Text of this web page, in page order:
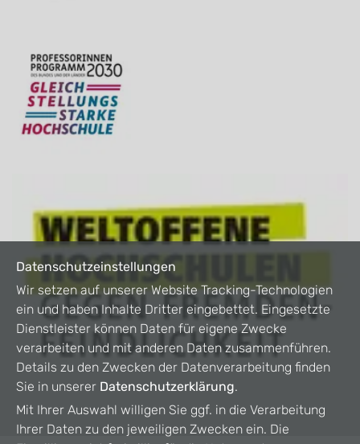
Datenschutzeinstellungen
Wir setzen auf unserer Website Tracking-Technologien
ein und haben Inhalte Dritter eingebettet. Eingesetzte
Dienstleister können Daten für eigene Zwecke
verarbeiten und mit anderen Daten zusammenführen.
Details zu den Zwecken der Datenverarbeitung finden
Sie in unserer Datenschutzerklärung.
Mit Ihrer Auswahl willigen Sie ggf. in die Verarbeitung
Ihrer Daten zu den jeweiligen Zwecken ein. Die